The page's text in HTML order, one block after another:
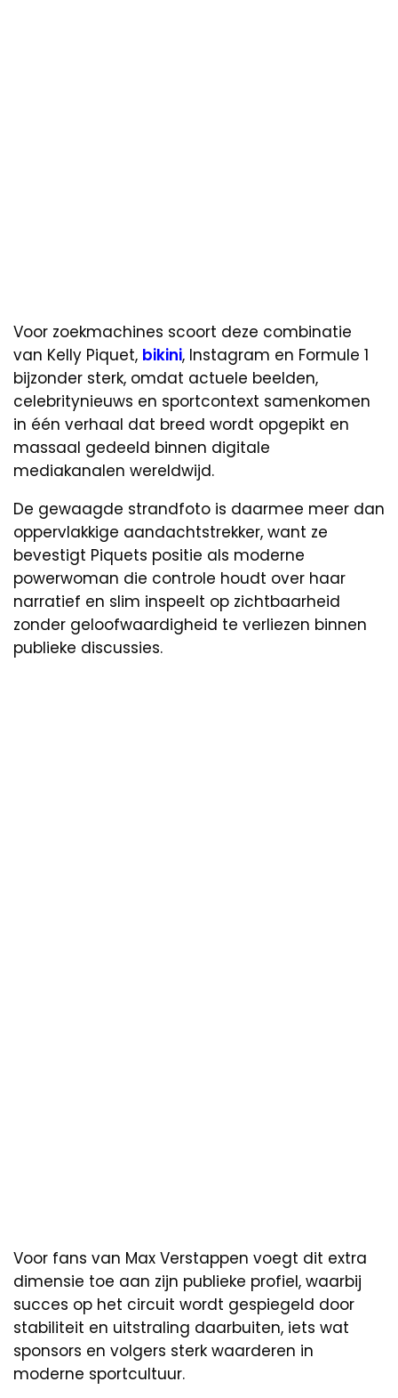
Voor zoekmachines scoort deze combinatie
van Kelly Piquet, bikini, Instagram en Formule 1
bijzonder sterk, omdat actuele beelden,
celebritynieuws en sportcontext samenkomen
in één verhaal dat breed wordt opgepikt en
massaal gedeeld binnen digitale
mediakanalen wereldwijd.
De gewaagde strandfoto is daarmee meer dan
oppervlakkige aandachtstrekker, want ze
bevestigt Piquets positie als moderne
powerwoman die controle houdt over haar
narratief en slim inspeelt op zichtbaarheid
zonder geloofwaardigheid te verliezen binnen
publieke discussies.
Voor fans van Max Verstappen voegt dit extra
dimensie toe aan zijn publieke profiel, waarbij
succes op het circuit wordt gespiegeld door
stabiliteit en uitstraling daarbuiten, iets wat
sponsors en volgers sterk waarderen in
moderne sportcultuur.